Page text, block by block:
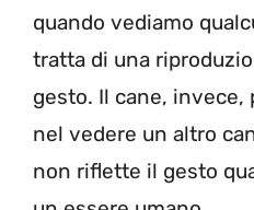
quando vediamo
tratta di una
gesto. Il cane, invece,
nel vedere un altro
non riflette il gesto